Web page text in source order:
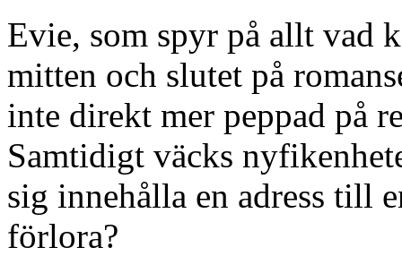
Evie, som spyr på allt vad
mitten och slutet på
inte direkt mer peppad på
Samtidigt väcks
sig innehålla en adress till
förlora?